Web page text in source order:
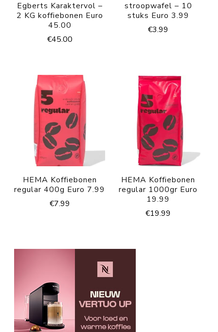
Egberts Karaktervol –
2 KG koffiebonen Euro
45.00
€45.00
stroopwafel – 10
stuks Euro 3.99
€3.99
HEMA Koffiebonen
regular 400g Euro 7.99
€7.99
HEMA Koffiebonen
regular 1000gr Euro
19.99
€19.99